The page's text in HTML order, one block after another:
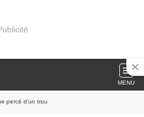
MENU
percé d'un trou